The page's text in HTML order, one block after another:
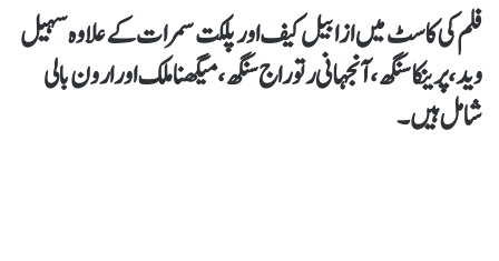
فلم کی کاسٹ میں ازابیل کیف اور پلکت سمرات کے علاوہ سہیل
وید، پرینکا سنگھ، آنجہانی رتوراج سنگھ، میگھنا ملک اور ارون بالی
شامل ہیں۔